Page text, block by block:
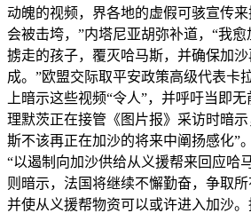
动魄的视频，界各地的虚假可骇宣传
会被击垮，”内塔尼亚胡弥补道，“我
掳走的孩子，覆灭哈马斯，并确保加
成。”欧盟交际取平安政策高级代表卡
上暗示这些视频“令人”，并呼吁当即
理默茨正在接管《图片报》采访时暗
斯不该再正在加沙的将来中阐扬感化”
“以遏制向加沙供给从义援帮来回应哈
则暗示，法国将继续不懈勤奋，争取所
并使从义援帮物资可以或许进入加沙